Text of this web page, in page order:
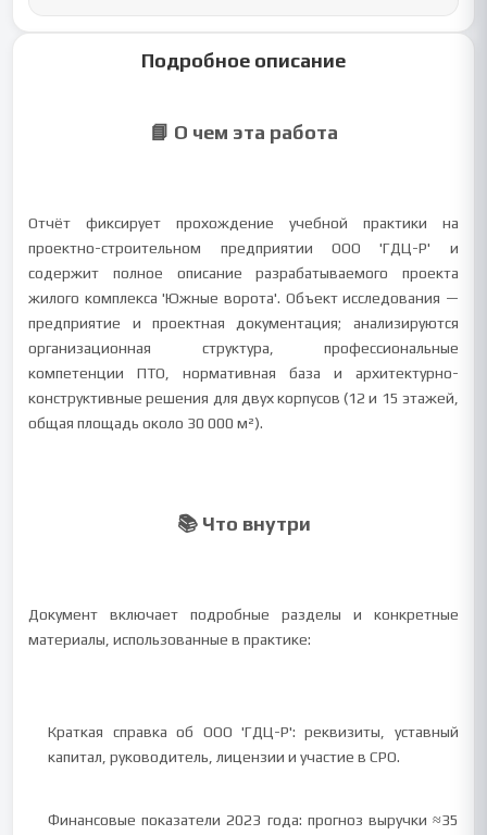
Подробное описание
📘 О чем эта работа
Отчёт фиксирует прохождение учебной практики на
проектно-строительном предприятии ООО 'ГДЦ-Р' и
содержит полное описание разрабатываемого проекта
жилого комплекса 'Южные ворота'. Объект исследования —
предприятие и проектная документация; анализируются
организационная структура, профессиональные
компетенции ПТО, нормативная база и архитектурно-
конструктивные решения для двух корпусов (12 и 15 этажей,
общая площадь около 30 000 м²).
📚 Что внутри
Документ включает подробные разделы и конкретные
материалы, использованные в практике:
Краткая справка об ООО 'ГДЦ-Р': реквизиты, уставный
капитал, руководитель, лицензии и участие в СРО.
Финансовые показатели 2023 года: прогноз выручки ≈35